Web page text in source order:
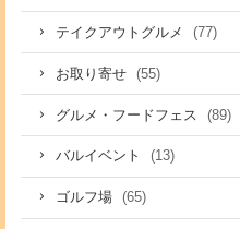
テイクアウトグルメ (77)
お取り寄せ (55)
グルメ・フードフェス (89)
バルイベント (13)
ゴルフ場 (65)